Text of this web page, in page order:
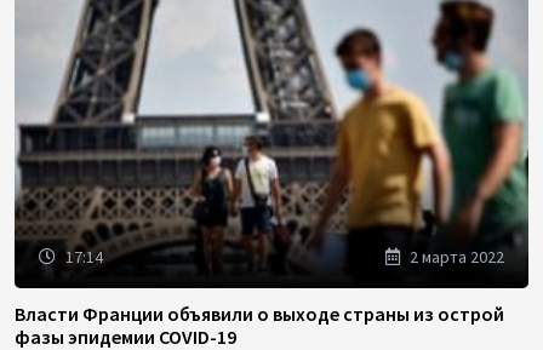
17:14 2 марта 2022
Власти Франции объявили о выходе страны из острой
фазы эпидемии COVID-19